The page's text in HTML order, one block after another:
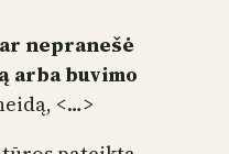
nepranešė
arba buvimo
<…>